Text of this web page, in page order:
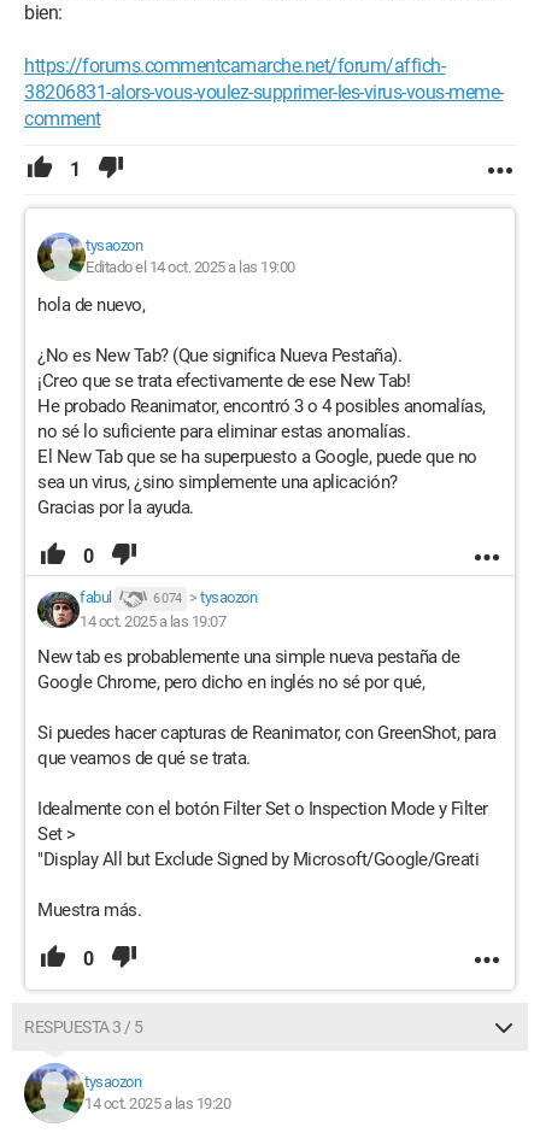
bien:
https://forums.commentcamarche.net/forum/affich-
38206831-alors-vous-voulez-supprimer-les-virus-vous-meme-
comment
1
tysaozon
Editado el 14 oct. 2025 a las 19:00
hola de nuevo,
¿No es New Tab? (Que significa Nueva Pestaña).
¡Creo que se trata efectivamente de ese New Tab!
He probado Reanimator, encontró 3 o 4 posibles anomalías,
no sé lo suficiente para eliminar estas anomalías.
El New Tab que se ha superpuesto a Google, puede que no
sea un virus, ¿sino simplemente una aplicación?
Gracias por la ayuda.
0
fabul 6 074 > tysaozon
14 oct. 2025 a las 19:07
New tab es probablemente una simple nueva pestaña de
Google Chrome, pero dicho en inglés no sé por qué,
Si puedes hacer capturas de Reanimator, con GreenShot, para
que veamos de qué se trata.
Idealmente con el botón Filter Set o Inspection Mode y Filter
Set >
"Display All but Exclude Signed by Microsoft/Google/Greati
Muestra más.
0
RESPUESTA 3 / 5
tysaozon
14 oct. 2025 a las 19:20